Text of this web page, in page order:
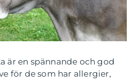
är en spännande och god
för de som har allergier,